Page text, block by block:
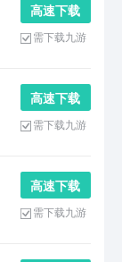
高 速 下 载
需下载九游
高 速 下 载
需下载九游
高 速 下 载
需下载九游